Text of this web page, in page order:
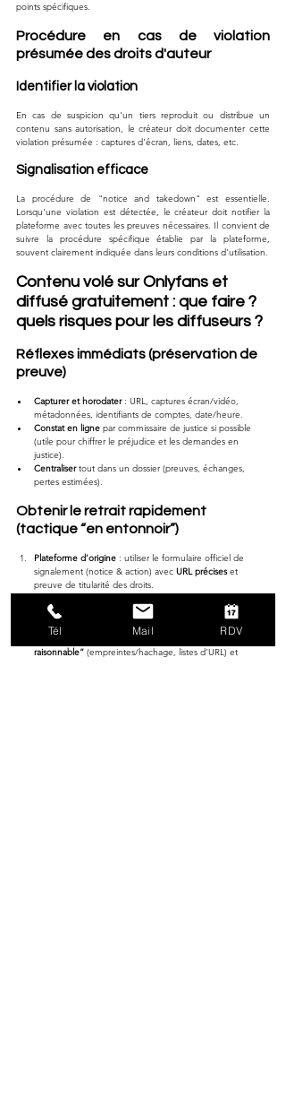
points spécifiques.
Procédure en cas de violation
présumée des droits d'auteur
Identifier la violation
En cas de suspicion qu'un tiers reproduit ou distribue un
contenu sans autorisation, le créateur doit documenter cette
violation présumée : captures d'écran, liens, dates, etc.
Signalisation efficace
La procédure de "notice and takedown" est essentielle.
Lorsqu'une violation est détectée, le créateur doit notifier la
plateforme avec toutes les preuves nécessaires. Il convient de
suivre la procédure spécifique établie par la plateforme,
souvent clairement indiquée dans leurs conditions d'utilisation.
Contenu volé sur Onlyfans et
diffusé gratuitement : que faire ?
quels risques pour les diffuseurs ?
Réflexes immédiats (préservation de
preuve)
Capturer et horodater : URL, captures écran/vidéo,
métadonnées, identifiants de comptes, date/heure.
Constat en ligne par commissaire de justice si possible
(utile pour chiffrer le préjudice et les demandes en
justice).
Centraliser tout dans un dossier (preuves, échanges,
pertes estimées).
Obtenir le retrait rapidement
(tactique “en entonnoir”)
Plateforme d’origine : utiliser le formulaire officiel de
signalement (notice & action) avec URL précises et
preuve de titularité des droits.
moteur de recherche
(déréférencement),
registrar/CDN
si nécessaire.
Récidive
“stay-down
raisonnable” (empreintes/hachage, listes d’URL) et
Tél Mail RDV